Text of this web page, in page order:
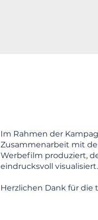
Im Rahmen der
Zusammenarbeit mit
Werbefilm produziert,
eindrucksvoll visualisiert.
Herzlichen Dank für die